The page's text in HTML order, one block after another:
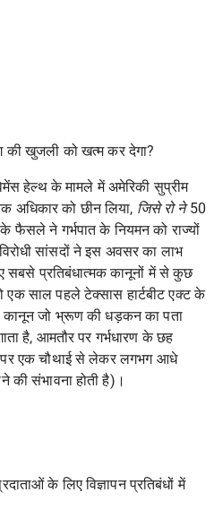
की खुजली को खत्म कर देगा?
हेल्थ के मामले में अमेरिकी सुप्रीम
अधिकार कोछीन लिया, जिसे रो ने50
फैसले ने गर्भपात के नियमन को राज्यों
सांसदों ने इस अवसर का लाभ
सबसे प्रतिबंधात्मक कानूनों में से कुछ
एक साल पहले टेक्सास हार्टबीट एक्ट के
कानून जो भ्रूण की धड़कन का पता
है, आमतौर पर गर्भधारण के छह
एक चौथाई से लेकर लगभग आधे
की संभावना होती है)।
के लिए विज्ञापन प्रतिबंधों में